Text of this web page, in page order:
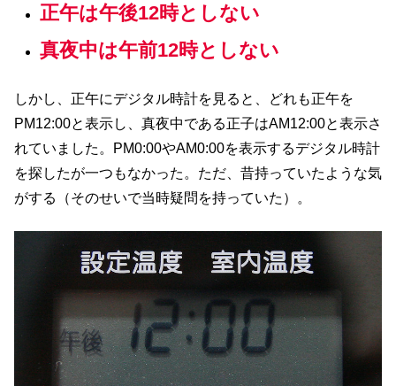
正午は午後12時としない
真夜中は午前12時としない
しかし、正午にデジタル時計を見ると、どれも正午を
PM12:00と表示し、真夜中である正子はAM12:00と表示さ
れていました。PM0:00やAM0:00を表示するデジタル時計
を探したが一つもなかった。ただ、昔持っていたような気
がする（そのせいで当時疑問を持っていた）。